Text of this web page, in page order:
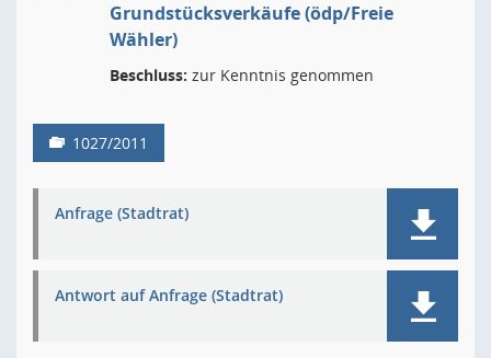
Grundstücksverkäufe (ödp/Freie
Wähler)
Beschluss: zur Kenntnis genommen
1027/2011
Anfrage (Stadtrat)
Antwort auf Anfrage (Stadtrat)